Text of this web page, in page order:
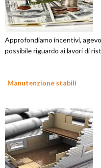
Approfondiamo incentivi,
possibile riguardo ai lavori di
Manutenzione stabili